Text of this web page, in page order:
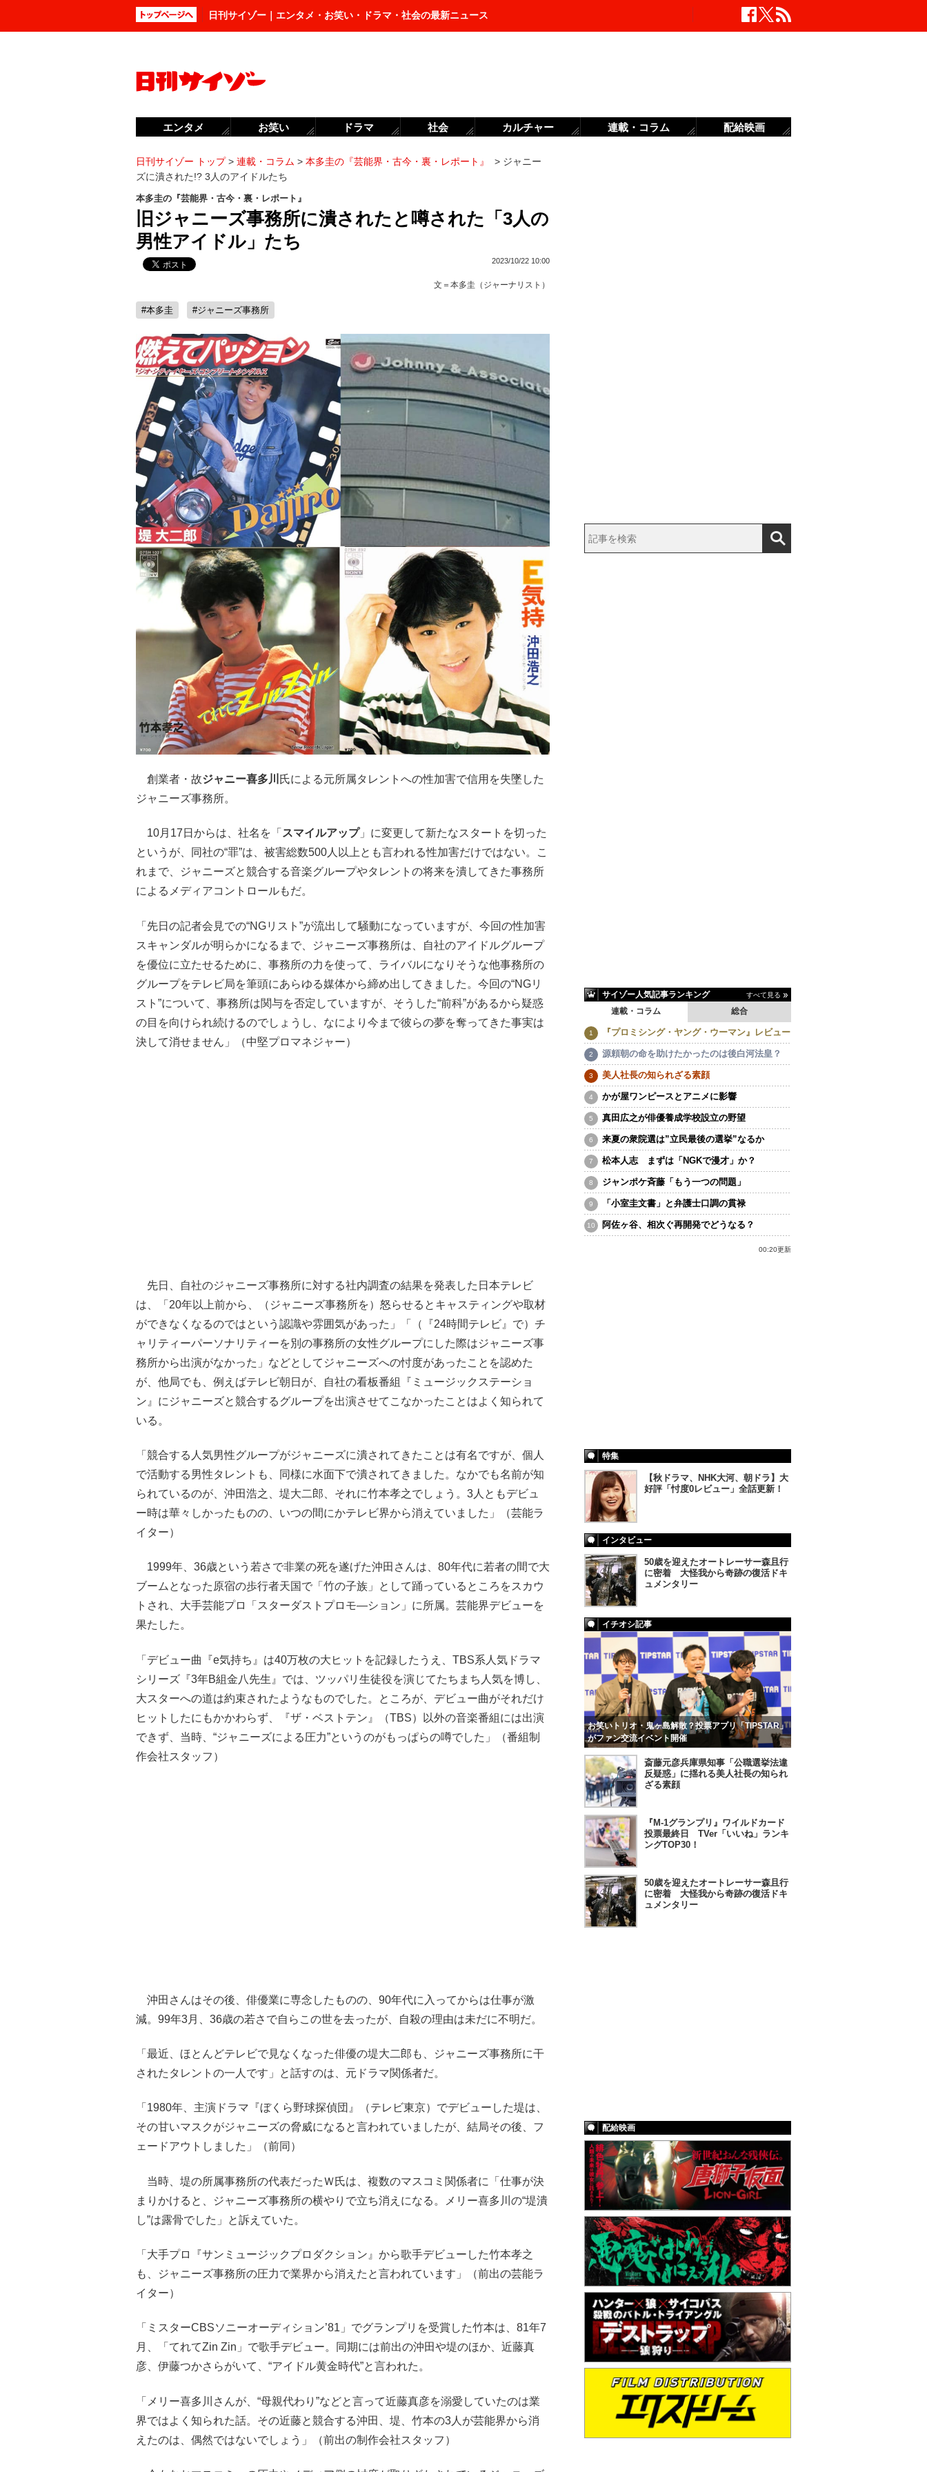
日刊サイゾー｜エンタメ・お笑い・ドラマ・社会の最新ニュース
日刊サイゾー トップ> 連載・コラム > 本多圭の『芸能界・古今・裏・レポート』 > ジャニー
ズに潰された!? 3人のアイドルたち
本多圭の『芸能界・古今・裏・レポート』
旧ジャニーズ事務所に潰されたと噂された「3人の
男性アイドル」たち
2023/10/22 10:00
文＝ 本多圭（ジャーナリスト）
#本多圭 #ジャニーズ事務所
創業者・故ジャニー喜多川
氏による元所属タレントへの性加害で信用を失墜した
ジャニーズ事務所。
10月17日からは、社名を「 スマイルアップ」に変更して新たなスタートを切った
というが、同社の“罪”は、被害総数500人以上とも言われる性加害だけではない。こ
れまで、ジャニーズと競合する音楽グループやタレントの将来を潰してきた事務所
によるメディアコントロールもだ。
「先日の記者会見での“NGリスト”が流出して騒動になっていますが、今回の性加害
スキャンダルが明らかになるまで、ジャニーズ事務所は、自社のアイドルグループ
を優位に立たせるために、事務所の力を使って、ライバルになりそうな他事務所の
グループをテレビ局を筆頭にあらゆる媒体から締め出してきました。今回の“NGリ
スト”について、事務所は関与を否定していますが、そうした“前科”があるから疑惑
の目を向けられ続けるのでしょうし、なにより今まで彼らの夢を奪ってきた事実は
決して消せません」（中堅プロマネジャー）
先日、自社のジャニーズ事務所に対する社内調査の結果を発表した日本テレビ
は、「20年以上前から、（ジャニーズ事務所を）怒らせるとキャスティングや取材
ができなくなるのではという認識や雰囲気があった」「（『24時間テレビ』で）チ
ャリティーパーソナリティーを別の事務所の女性グループにした際はジャニーズ事
務所から出演がなかった」などとしてジャニーズへの忖度があったことを認めた
が、他局でも、例えばテレビ朝日が、自社の看板番組『ミュージックステーショ
ン』にジャニーズと競合するグループを出演させてこなかったことはよく知られて
いる。
「競合する人気男性グループがジャニーズに潰されてきたことは有名ですが、個人
で活動する男性タレントも、同様に水面下で潰されてきました。なかでも名前が知
られているのが、沖田浩之、堤大二郎、それに竹本孝之でしょう。3人ともデビュ
ー時は華々しかったものの、いつの間にかテレビ界から消えていました」（芸能ラ
イター）
1999年、36歳という若さで非業の死を遂げた沖田さんは、80年代に若者の間で大
ブームとなった原宿の歩行者天国で「竹の子族」として踊っているところをスカウ
トされ、大手芸能プロ「スターダストプロモ—ション」に所属。芸能界デビューを
果たした。
「デビュー曲『e気持ち』は40万枚の大ヒットを記録したうえ、TBS系人気ドラマ
シリーズ『3年B組金八先生』では、ツッパリ生徒役を演じてたちまち人気を博し、
大スターへの道は約束されたようなものでした。ところが、デビュー曲がそれだけ
ヒットしたにもかかわらず、『ザ・ベストテン』（TBS）以外の音楽番組には出演
できず、当時、“ジャニーズによる圧力”というのがもっぱらの噂でした」（番組制
作会社スタッフ）
沖田さんはその後、俳優業に専念したものの、90年代に入ってからは仕事が激
減。99年3月、36歳の若さで自らこの世を去ったが、自殺の理由は未だに不明だ。
「最近、ほとんどテレビで見なくなった俳優の堤大二郎も、ジャニーズ事務所に干
されたタレントの一人です」と話すのは、元ドラマ関係者だ。
「1980年、主演ドラマ『ぼくら野球探偵団』（テレビ東京）でデビューした堤は、
その甘いマスクがジャニーズの脅威になると言われていましたが、結局その後、フ
ェードアウトしました」（前同）
当時、堤の所属事務所の代表だったＷ氏は、複数のマスコミ関係者に「仕事が決
まりかけると、ジャニーズ事務所の横やりで立ち消えになる。メリー喜多川の“堤潰
し”は露骨でした」と訴えていた。
「大手プロ『サンミュージックプロダクション』から歌手デビューした竹本孝之
も、ジャニーズ事務所の圧力で業界から消えたと言われています」（前出の芸能ラ
イター）
「ミスターCBSソニーオーディション’81」でグランプリを受賞した竹本は、81年7
月、「てれてZin Zin」で歌手デビュー。同期には前出の沖田や堤のほか、近藤真
彦、伊藤つかさらがいて、“アイドル黄金時代”と言われた。
「メリー喜多川さんが、“母親代わり”などと言って近藤真彦を溺愛していたのは業
界ではよく知られた話。その近藤と競合する沖田、堤、竹本の3人が芸能界から消
えたのは、偶然ではないでしょう」（前出の制作会社スタッフ）
サイゾー人気記事ランキング すべて見る
連載・コラム 総合
『プロミシング・ヤング・ウーマン』レビュー
源頼朝の命を助けたかったのは後白河法皇？
美人社長の知られざる素顔
かが屋ワンピースとアニメに影響
真田広之が俳優養成学校設立の野望
来夏の衆院選は”立民最後の選挙”なるか
松本人志 まずは「NGKで漫才」か？
ジャンポケ斉藤「もう一つの問題」
「小室圭文書」と弁護士口調の貫禄
阿佐ヶ谷、相次ぐ再開発でどうなる？
00:20更新
特集
【秋ドラマ、NHK大河、朝ドラ】大
好評「忖度0レビュー」全話更新！
インタビュー
50歳を迎えたオートレーサー森且行
に密着 大怪我から奇跡の復活ドキ
ュメンタリー
イチオシ記事
お笑いトリオ・鬼ヶ島解散？投票アプリ「TIPSTAR」
がファン交流イベント開催
斎藤元彦兵庫県知事「公職選挙法違
反疑惑」に揺れる美人社長の知られ
ざる素顔
『M-1グランプリ』ワイルドカード
投票最終日 TVer「いいね」ランキ
ングTOP30！
50歳を迎えたオートレーサー森且行
に密着 大怪我から奇跡の復活ドキ
ュメンタリー
配給映画
エンタメ お笑い ドラマ 社会 カルチャー 連載・コラム 配給映画